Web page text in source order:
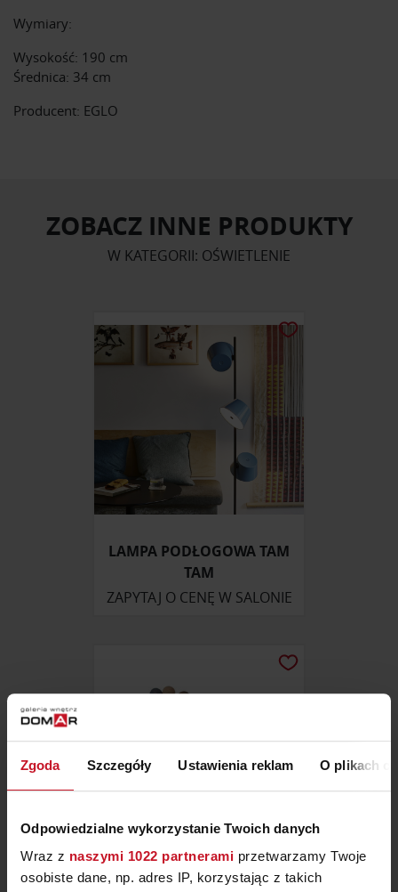
Zgoda Szczegóły Ustawienia reklam O plikach
Odpowiedzialne wykorzystanie Twoich danych
Wraz z naszymi 1022 partnerami przetwarzamy Twoje
osobiste dane, np. adres IP, korzystając z takich
Wymiary:
Wysokość: 190 cm
Średnica: 34 cm
Producent: EGLO
ZOBACZ INNE PRODUKTY
W KATEGORII: OŚWIETLENIE
LAMPA PODŁOGOWA TAM
TAM
ZAPYTAJ O CENĘ W SALONIE
LAMPKI HAPPY LIGHTS